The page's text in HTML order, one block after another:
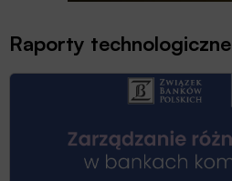
Raporty technologiczne